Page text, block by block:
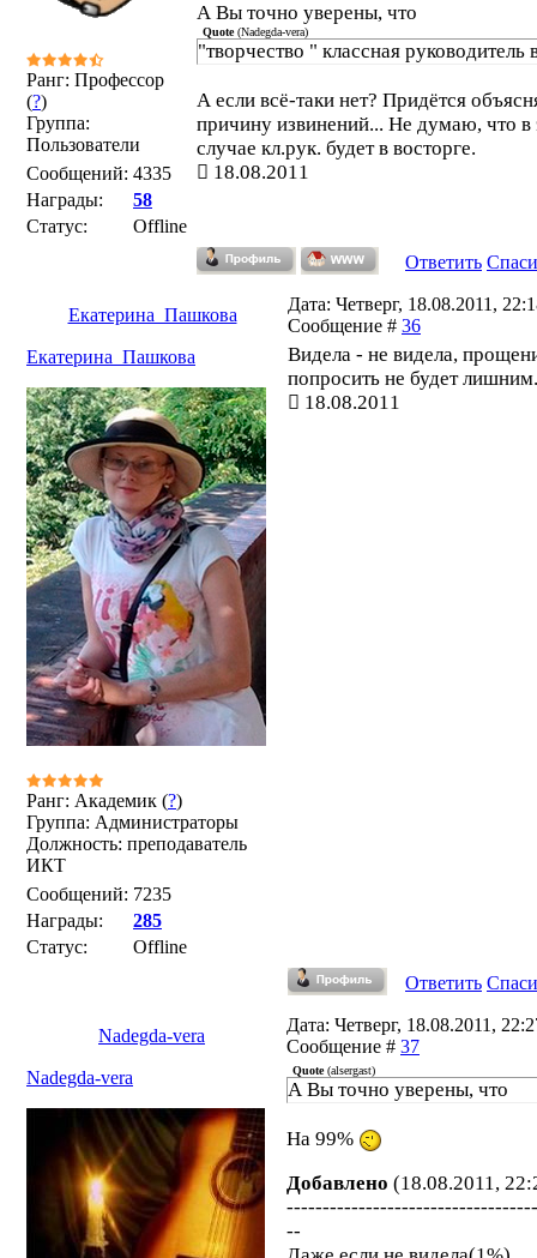
Ранг: Профессор
(?)
Группа:
Пользователи
Сообщений: 4335
Награды:
58
Статус:
Offline
А Вы точно уверены, что
Quote(Nadegda-vera)
"творчество " классная руководитель
А если всё-таки нет? Придётся
причину извинений... Не думаю, что в
случае кл.рук. будет в восторге.
18.08.2011
Ответить
Екатерина_Пашкова
Дата: Четверг, 18.08.2011,
Сообщение # 36
Екатерина_Пашкова
Ранг: Академик (?)
Группа: Администраторы
Должность: преподаватель
ИКТ
Сообщений: 7235
Награды:
285
Статус:
Offline
Видела - не видела,
попросить не будет лишним.
18.08.2011
Ответить
Nadegda-vera
Дата: Четверг, 18.08.2011,
Сообщение # 37
Nadegda-vera
Quote(alsergast)
А Вы точно уверены, что
На 99%
Добавлено (18.08.2011,
--